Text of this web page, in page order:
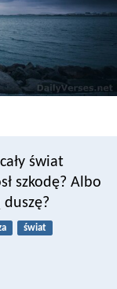
świat
szkodę? Albo
świat